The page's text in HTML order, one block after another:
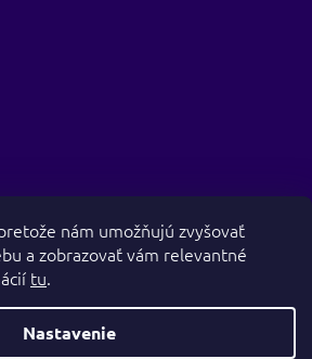
nám umožňujú zvyšovať
a zobrazovať vám relevantné
tu.
Nastavenie
Vytvoril Shoptet